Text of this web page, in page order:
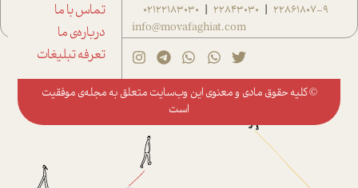
22861807-9
|
22843030
|
02122183030
info@movafaghiat.com
تماس با ما
درباره‌ی ما
تعرفه تبلیغات
© کلیه حقوق مادی و معنوی این وب‌سایت متعلق به مجله‌ی موفقیت
است